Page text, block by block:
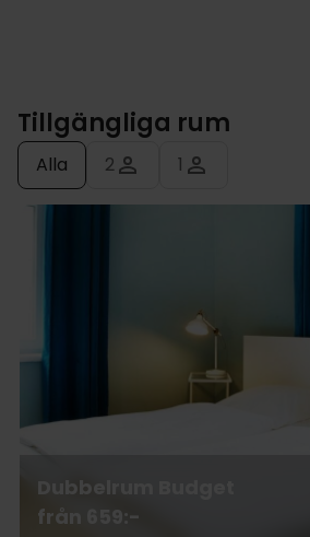
Tillgängliga rum
Alla 2 1
Dubbelrum Budget
från 659:-